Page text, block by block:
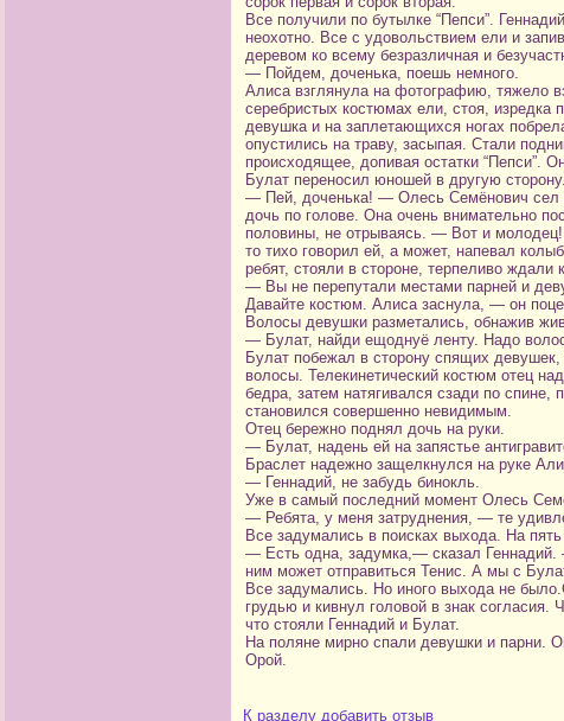
Все получили по бутылке “Пепси”.
неохотно. Все с удовольствием ели и
деревом ко всему безразличная и
— Пойдем, доченька, поешь немного.
Алиса взглянула на фотографию, тяжело
серебристых костюмах ели, стоя,
девушка и на заплетающихся ногах
опустились на траву, засыпая. Стали
происходящее, допивая остатки “Пепси”.
Булат переносил юношей в другую сторону.
— Пей, доченька! — Олесь Семёнович сел
дочь по голове. Она очень внимательно
половины, не отрываясь. — Вот и
то тихо говорил ей, а может, напевал
ребят, стояли в стороне, терпеливо
— Вы не перепутали местами парней и
Давайте костюм. Алиса заснула, — он
Волосы девушки разметались, обнажив
— Булат, найди ещоднуё ленту. Надо
Булат побежал в сторону спящих
волосы. Телекинетический костюм отец
бедра, затем натягивался сзади по
становился совершенно невидимым.
Отец бережно поднял дочь на руки.
— Булат, надень ей на запястье
Браслет надежно защелкнулся на руке
— Геннадий, не забудь бинокль.
Уже в самый последний момент Олесь
— Ребята, у меня затруднения, — те
Все задумались в поисках выхода. На
— Есть одна, задумка,— сказал Геннадий.
ним может отправиться Тенис. А мы с
Все задумались. Но иного выхода не
грудью и кивнул головой в знак согласия.
что стояли Геннадий и Булат.
На поляне мирно спали девушки и парни.
Орой.
К разделу добавить отзыв